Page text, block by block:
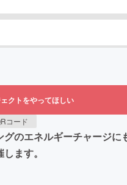
クトをやってほしい
コード
のエネルギーチャージ
ます。